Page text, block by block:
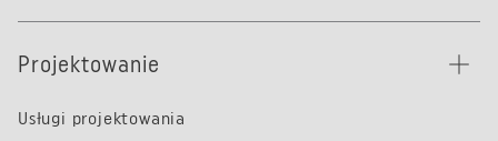
Projektowanie
Usługi projektowania